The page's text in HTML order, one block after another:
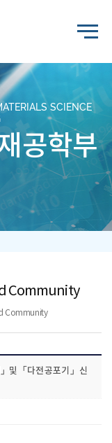
SCIENCE
공학부
Community
Community
및「다전공포기」신